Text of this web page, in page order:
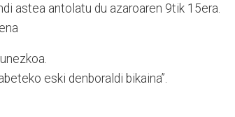
astea antolatu du azaroaren 9tik 15era.
eski denboraldi bikaina”.